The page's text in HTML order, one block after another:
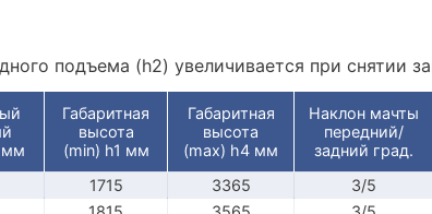
подъема (h2) увеличивается при снятии
мм
Габаритная
высота
(min) h1 мм
Габаритная
высота
(max) h4 мм
Наклон мачты
передний/
задний град.
1715 3365 3/5